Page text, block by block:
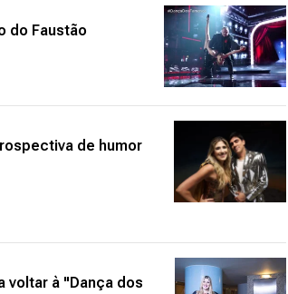
do Faustão
de humor
voltar à "Dança dos